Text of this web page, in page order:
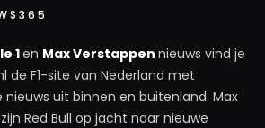
1en Max Verstappen nieuws vind je
de F1-site van Nederland met
uit binnen en buitenland. Max
Red Bull op jacht naar nieuwe